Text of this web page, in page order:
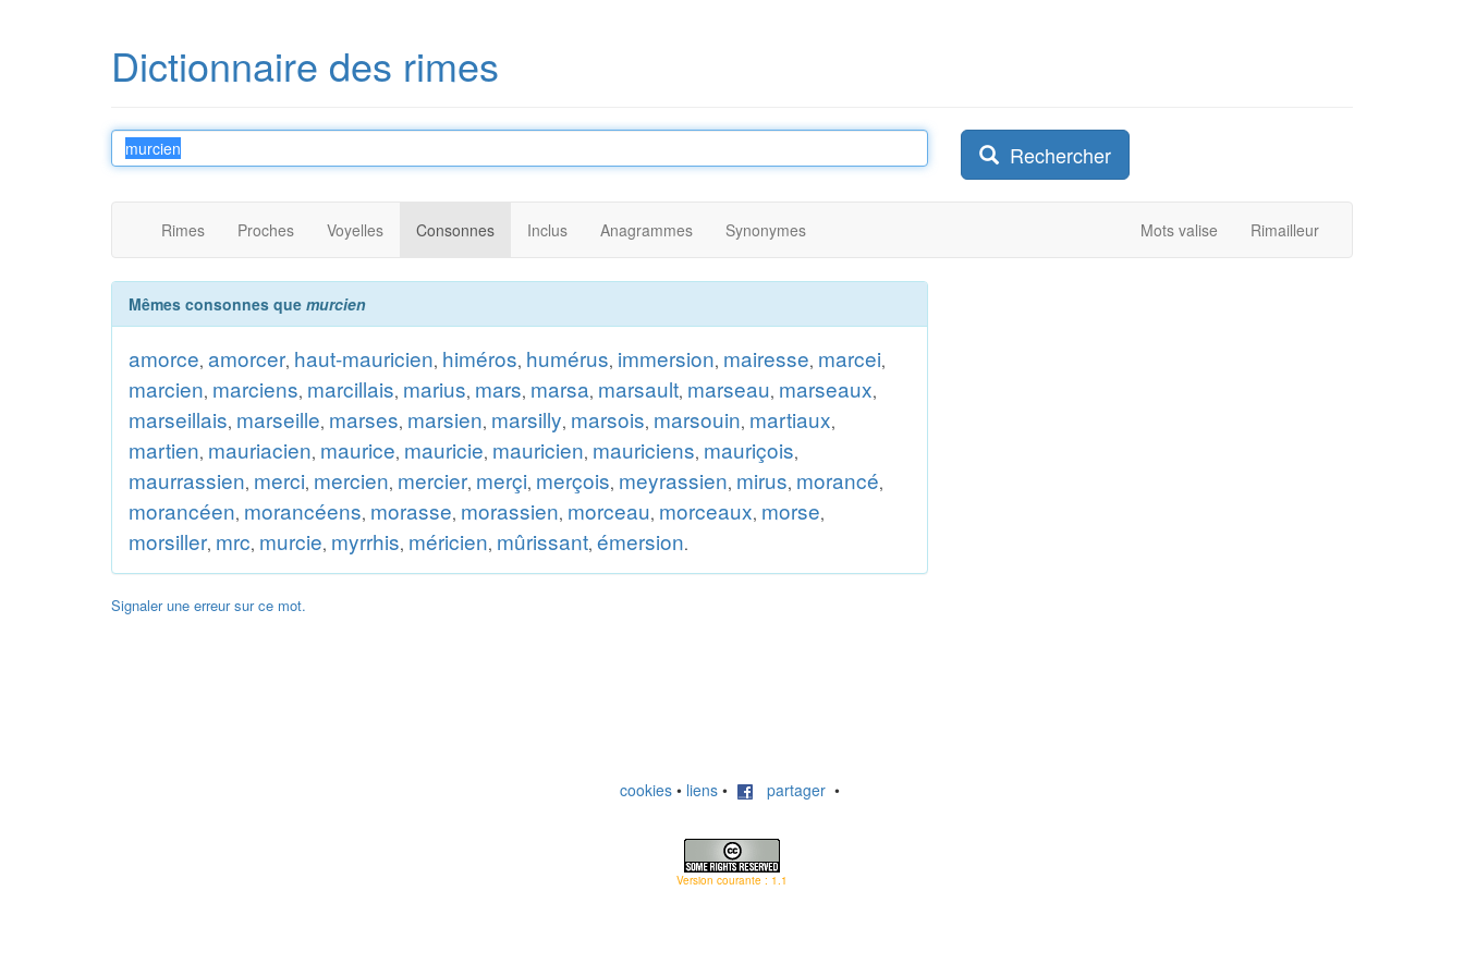
Dictionnaire des rimes
Rechercher
Rimes Proches Voyelles Consonnes Inclus Anagrammes Synonymes Mots valise Rimailleur
Mêmes consonnes que murcien
amorce, amorcer, haut-mauricien, himéros, humérus, immersion, mairesse, marcei,
marcien, marciens, marcillais, marius, mars, marsa, marsault, marseau, marseaux,
marseillais, marseille, marses, marsien, marsilly, marsois, marsouin, martiaux,
martien, mauriacien, maurice, mauricie, mauricien, mauriciens, mauriçois,
maurrassien, merci, mercien, mercier, merçi, merçois, meyrassien, mirus, morancé,
morancéen, morancéens, morasse, morassien, morceau, morceaux, morse,
morsiller, mrc, murcie, myrrhis, méricien, mûrissant, émersion.
Signaler une erreur sur ce mot.
cookies • liens • partager •
Version courante : 1.1